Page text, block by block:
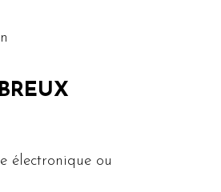
électronique ou